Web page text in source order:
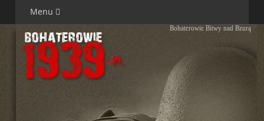
Menu
Bohaterowie Bitwy nad Bzurą